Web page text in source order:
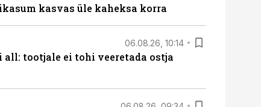
kasvas üle kaheksa korra
06.08.26, 10:14
tootjale ei tohi veeretada ostja